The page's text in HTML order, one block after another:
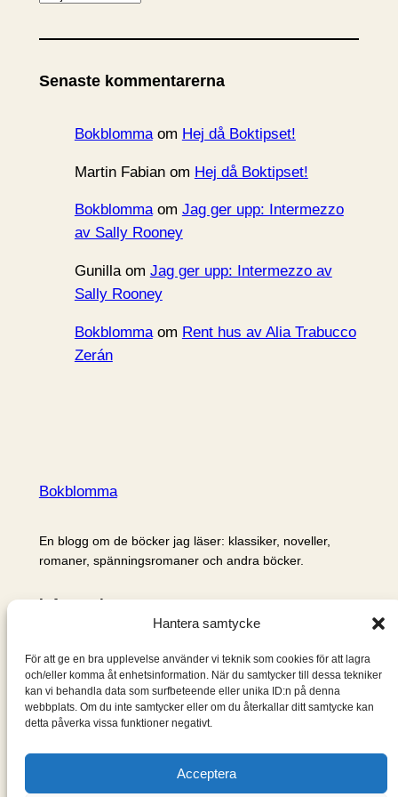
Hantera samtycke
För att ge en bra upplevelse använder vi teknik som cookies för att lagra
och/eller komma åt enhetsinformation. När du samtycker till dessa tekniker
kan vi behandla data som surfbeteende eller unika ID:n på denna
webbplats. Om du inte samtycker eller om du återkallar ditt samtycke kan
detta påverka vissa funktioner negativt.
Acceptera
k
v
Senaste kommentarerna
Bokblommaom Hej då Boktipset!
Martin Fabianom Hej då Boktipset!
Bokblommaom Jag ger upp: Intermezzo
av Sally Rooney
Gunillaom Jag ger upp: Intermezzo av
Sally Rooney
Bokblommaom Rent hus av Alia Trabucco
Zerán
Bokblomma
En blogg om de böcker jag läser: klassiker, noveller,
romaner, spänningsromaner och andra böcker.
Information
Om mig & om bloggen
S
ö
k